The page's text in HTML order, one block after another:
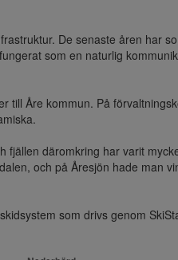
De senaste åren har
som en naturlig
till Åre kommun. På
fjällen däromkring har varit
och på Åresjön hade man
som drivs genom